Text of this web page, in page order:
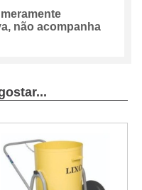
meramente
não acompanha